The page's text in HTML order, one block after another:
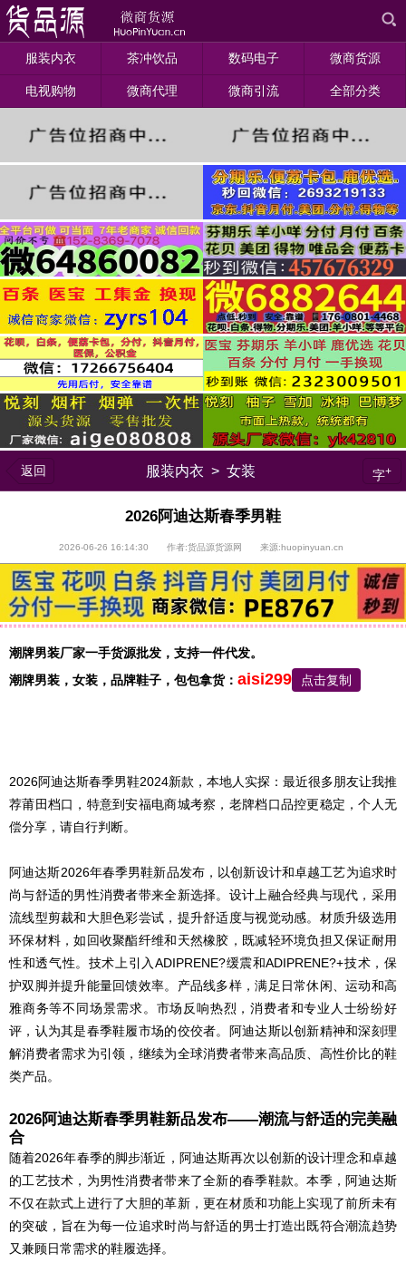
服装内衣 茶冲饮品 数码电子 微商货源
电视购物 微商代理 微商引流 全部分类
返回 服装内衣 > 女装 字+
2026阿迪达斯春季男鞋
2026-06-26 16:14:30 作者:货品源货源网 来源:huopinyuan.cn
潮牌男装厂家一手货源批发，支持一件代发。
潮牌男装， 女装，品牌鞋子，包包拿货： aisi299 点击复制
2026阿迪达斯春季男鞋2024新款，本地人实探：最近很多朋友让我推
荐莆田档口，特意到安福电商城考察，老牌档口品控更稳定，个人无
偿分享，请自行判断。
阿迪达斯2026年春季男鞋新品发布，以创新设计和卓越工艺为追求时
尚与舒适的男性消费者带来全新选择。设计上融合经典与现代，采用
流线型剪裁和大胆色彩尝试，提升舒适度与视觉动感。材质升级选用
环保材料，如回收聚酯纤维和天然橡胶，既减轻环境负担又保证耐用
性和透气性。技术上引入ADIPRENE?缓震和ADIPRENE?+技术，保
护双脚并提升能量回馈效率。产品线多样，满足日常休闲、运动和高
雅商务等不同场景需求。市场反响热烈，消费者和专业人士纷纷好
评，认为其是春季鞋履市场的佼佼者。阿迪达斯以创新精神和深刻理
解消费者需求为引领，继续为全球消费者带来高品质、高性价比的鞋
类产品。
2026阿迪达斯春季男鞋新品发布——潮流与舒适的完美融
合
随着2026年春季的脚步渐近，阿迪达斯再次以创新的设计理念和卓越
的工艺技术，为男性消费者带来了全新的春季鞋款。本季，阿迪达斯
不仅在款式上进行了大胆的革新，更在材质和功能上实现了前所未有
的突破，旨在为每一位追求时尚与舒适的男士打造出既符合潮流趋势
又兼顾日常需求的鞋履选择。